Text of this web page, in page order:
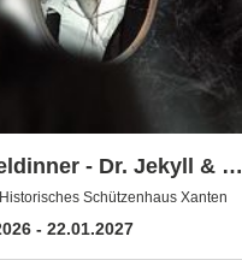
- Dr. Jekyll & Mr.
Schützenhaus Xanten
- 22.01.2027